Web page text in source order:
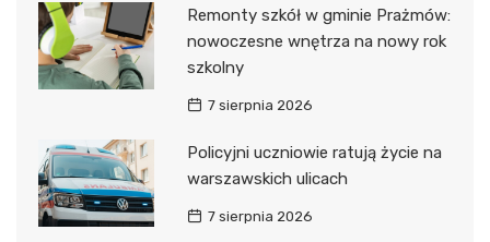
Remonty szkół w gminie Prażmów:
nowoczesne wnętrza na nowy rok
szkolny
7 sierpnia 2026
Policyjni uczniowie ratują życie na
warszawskich ulicach
7 sierpnia 2026